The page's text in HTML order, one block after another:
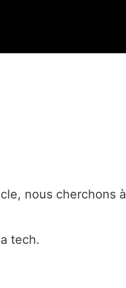
nous cherchons à
tech.